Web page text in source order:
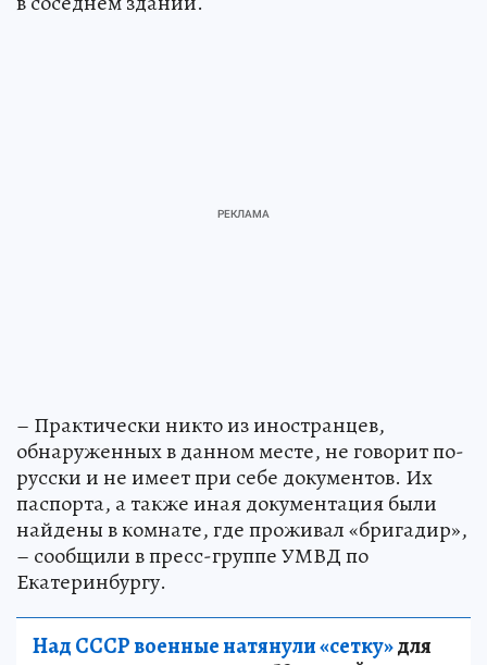
– Практически никто из иностранцев,
обнаруженных в данном месте, не говорит по-
русски и не имеет при себе документов. Их
паспорта, а также иная документация были
найдены в комнате, где проживал «бригадир»,
– сообщили в пресс-группе УМВД по
Екатеринбургу.
Над СССР военные натянули «сетку»для